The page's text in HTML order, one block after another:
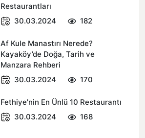
Restaurantları
30.03.2024
182
Af Kule Manastırı Nerede?
Kayaköy’de Doğa, Tarih ve
Manzara Rehberi
30.03.2024
170
Fethiye'nin En Ünlü 10 Restaurantı
30.03.2024
168